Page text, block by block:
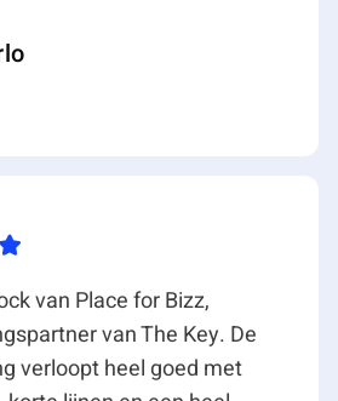
van Place for Bizz,
van The Key. De
verloopt heel goed met